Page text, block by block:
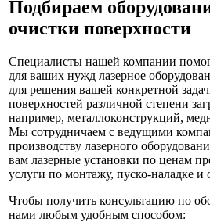
Подбираем
очистки поверхности
Специалисты нашей компании
для ваших нужд лазерное
для решения вашей конкретной
поверхностей различной степени
например, металлоконструкций,
Мы сотрудничаем с ведущими
производству лазерного
вам лазерные установки по ценам
услуги по монтажу, пуско-наладке и
Чтобы получить консультацию по
нами любым удобным способом: